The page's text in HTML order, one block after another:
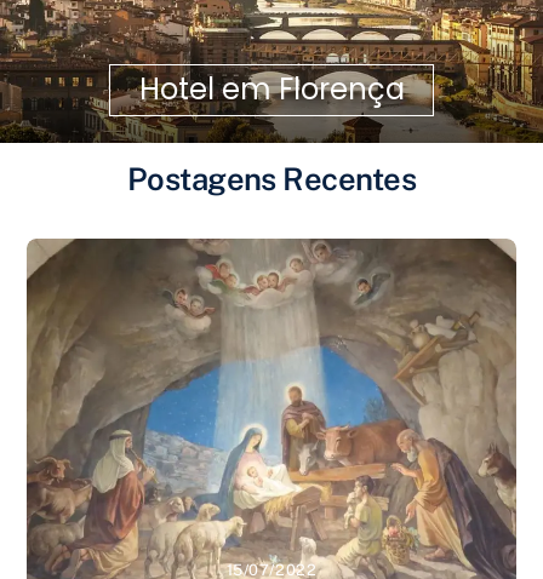
Hotel em Florença
Postagens Recentes
15/07/2022